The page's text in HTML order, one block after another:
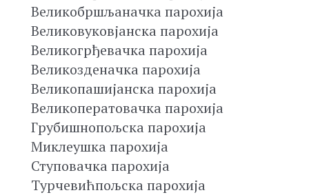
Великобршљаначка парохија
Великовуковјанска парохија
Великогрђевачка парохија
Великозденачка парохија
Великопашијанска парохија
Великоператовачка парохија
Грубишнопољска парохија
Миклеушка парохија
Ступовачка парохија
Турчевићпољска парохија